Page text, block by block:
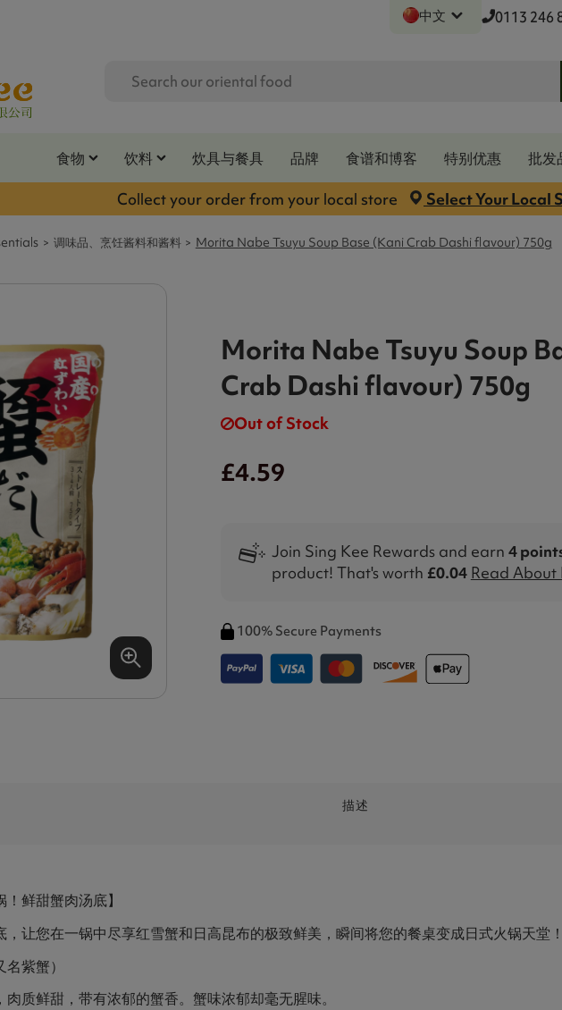
中文 0113 246
食物 饮料 炊具与餐具 品牌 食谱和博客 特别优惠 批发
Collect your order from your local store
Select Your Local
调味品、烹饪酱料和酱料 Morita Nabe Tsuyu Soup Base (Kani Crab Dashi flavour) 750g
Morita Nabe Tsuyu Soup
Crab Dashi flavour) 750g
Out of Stock
£4.59
Join Sing Kee Rewards and earn 4
product! That's worth £0.04 Read About
100% Secure Payments
描述
！鲜甜蟹肉汤底】
，让您在一锅中尽享红雪蟹和日高昆布的极致鲜美，瞬间将您的餐桌变成日式火锅天堂！
紫蟹）
质鲜甜，带有浓郁的蟹香。蟹味浓郁却毫无腥味。